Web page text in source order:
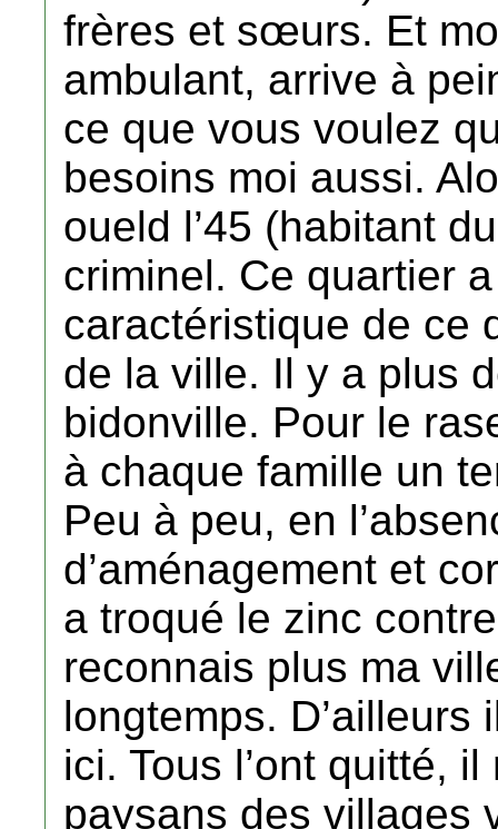
frères et sœurs. Et
ambulant, arrive à
ce que vous voulez
besoins moi aussi.
oueld l’45 (habitant
criminel. Ce quartier
caractéristique de ce
de la ville. Il y a plus
bidonville. Pour le
à chaque famille un
Peu à peu, en
d’aménagement et
a troqué le zinc
reconnais plus ma
longtemps. D’ailleurs
ici. Tous l’ont quitté,
paysans des villages